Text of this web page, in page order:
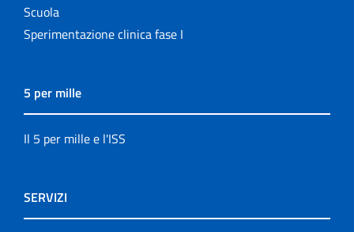
Scuola
Sperimentazione clinica fase I
5 per mille
Il 5 per mille e l'ISS
SERVIZI